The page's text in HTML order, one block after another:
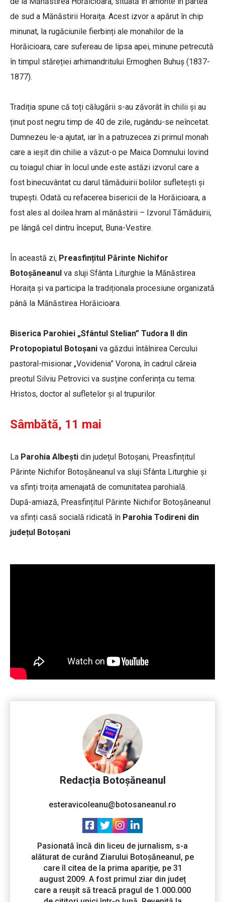
de sud a Mănăstirii Horaița. Acest izvor a apărut în chip
minunat, la rugăciunile fierbinți ale monahilor de la
Horăicioara, care sufereau de lipsa apei, minune petrecută
în timpul stăreției arhimandritului Ermoghen Buhuș (1837-
1877).
Tradiția spune că toți călugării s-au zăvorât în chilii și au
ținut post negru timp de 40 de zile, rugându-se neîncetat.
Dumnezeu le-a ajutat, iar în a patruzecea zi primul monah
care a ieșit din chilie a văzut-o pe Maica Domnului lovind
cu toiagul chiar în locul unde este astăzi izvorul care a
fost binecuvântat cu darul tămăduirii bolilor sufletești și
trupești. Odată cu refacerea bisericii de la Horăicioara, a
fost ales al doilea hram al mănăstirii – Izvorul Tămăduirii,
pe lângă cel dintru început, Buna-Vestire.
În această zi, Preasfințitul Părinte Nichifor
Botoșăneanul va sluji Sfânta Liturghie la Mănăstirea
Horaița și va participa la tradiționala procesiune organizată
până la Mănăstirea Horăicioara.
Biserica Parohiei „Sfântul Stelian” Tudora II din
Protopopiatul Botoșani va găzdui întâlnirea Cercului
pastoral-misionar „Vovidenia” Vorona, în cadrul căreia
preotul Silviu Petrovici va susține conferința cu tema:
Hristos, doctor al sufletelor și al trupurilor.
Sâmbătă, 11 mai
La Parohia Albești din județul Botoșani, Preasfințitul
Părinte Nichifor Botoșăneanul va sluji Sfânta Liturghie și
va sfinți troița amenajată de comunitatea parohială.
După-amiază, Preasfințitul Părinte Nichifor Botoșăneanul
va sfinți casă socială ridicată în Parohia Todireni din
județul Botoșani
Redacția Botoșăneanul
esteravicoleanu@botosaneanul.ro
Pasionată încă din liceu de jurnalism, s-a
alăturat de curând Ziarului Botoșăneanul, pe
care îl citea de la prima apariție, pe 31
august 2009. A fost primul ziar din județ
care a reușit să treacă pragul de 1.000.000